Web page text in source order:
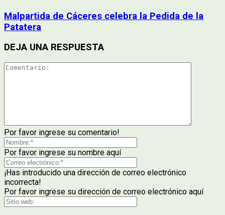
Malpartida de Cáceres celebra la Pedida de la
Patatera
DEJA UNA RESPUESTA
Por favor ingrese su comentario!
Por favor ingrese su nombre aquí
¡Has introducido una dirección de correo electrónico
incorrecta!
Por favor ingrese su dirección de correo electrónico aquí